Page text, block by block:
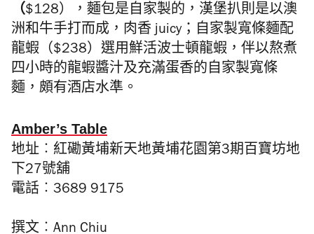
（$128），麵包是自家製的，漢堡扒則是以澳
洲和牛手打而成，肉香 juicy； 自家製寬條麵配
龍蝦（$238）選用鮮活波士頓龍蝦，伴以熬煮
四小時的龍蝦醬汁及充滿蛋香的自家製寬條
麵，頗有酒店水準。
Amber’s Table
地址︰紅磡黃埔新天地黃埔花園第3期百寶坊地
下27號舖
電話︰3689 9175
撰文︰Ann Chiu